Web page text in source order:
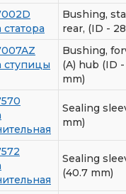
статора
Bushing,
rear, (ID -
ступицы
Bushing,
(A) hub (ID -
mm)
Sealing
mm)
Sealing
(40.7 mm)